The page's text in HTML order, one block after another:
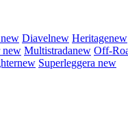
new Diavelnew Heritagenew
new Multistradanew Off-
new Superleggera new